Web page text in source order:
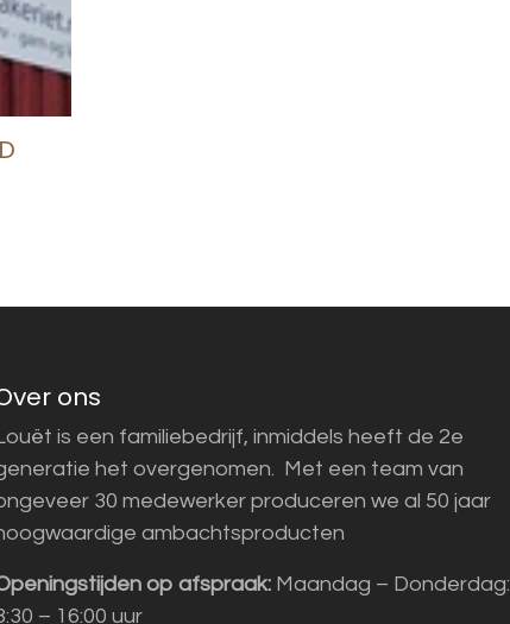
ons
is een familiebedrijf, inmiddels heeft de 2e
het overgenomen. Met een team van
30 medewerker produceren we al 50 jaar
ambachtsproducten
op afspraak: Maandag – Donderdag:
– 16:00 uur